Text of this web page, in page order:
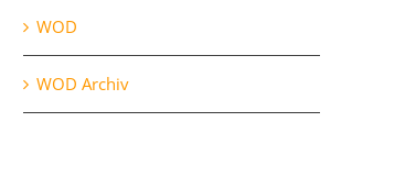
WOD
WOD Archiv